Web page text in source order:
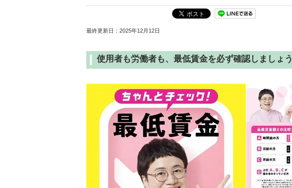
最終更新日： 2025年12月12日
使用者も労働者も、最低賃金を必ず確認しましょう